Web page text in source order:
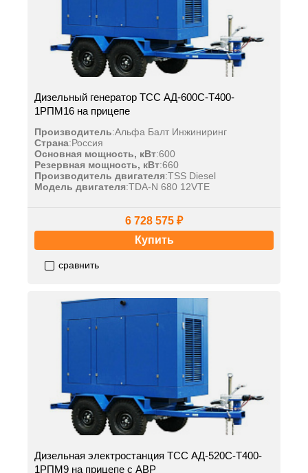
Дизельный генератор ТСС АД-600С-Т400-
1РПМ16 на прицепе
Производитель:Альфа Балт Инжиниринг
Страна:Россия
Основная мощность, кВт:600
Резервная мощность, кВт:660
Производитель двигателя:TSS Diesel
Модель двигателя:TDA-N 680 12VTE
6 728 575 ₽
Купить
сравнить
Дизельная электростанция ТСС АД-520С-Т400-
1РПМ9 на прицепе с АВР